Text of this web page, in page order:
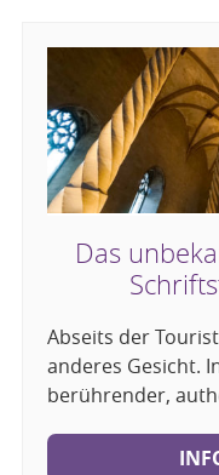
Das
Abseits der
anderes Gesicht.
berührender,